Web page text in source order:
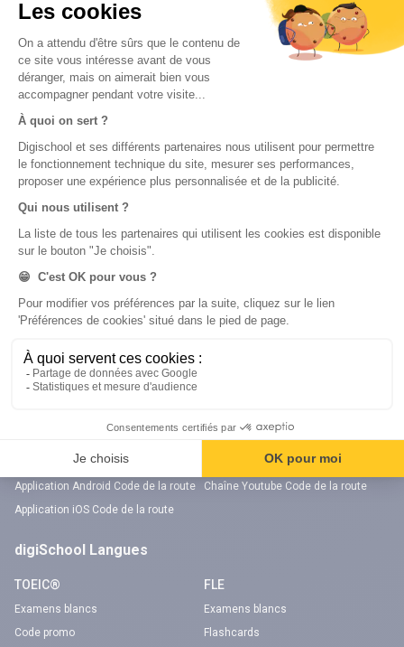
Orientation
Diplômes
Métiers
Écoles
Nos applications
Application Android Pitangoo
Notre chaîne Youtube
Chaîne Youtube Orientation
Code auto
Examens blancs
Réserver une session
Réserver une session
Code gratuit
Code bateau
Examens blancs
Nos applications
Application Android Code de la route
Application iOS Code de la route
Notre chaîne Youtube
Chaîne Youtube Code de la route
digiSchool Langues
TOEIC®
Examens blancs
Code promo
FLE
Examens blancs
Flashcards